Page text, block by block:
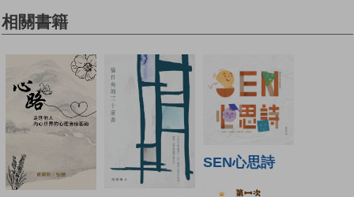
相關書籍
SEN心思詩